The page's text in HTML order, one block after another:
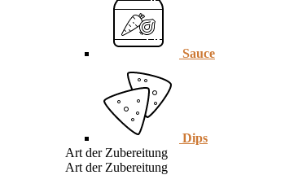
Sauce
Dips
Art der Zubereitung
Art der Zubereitung